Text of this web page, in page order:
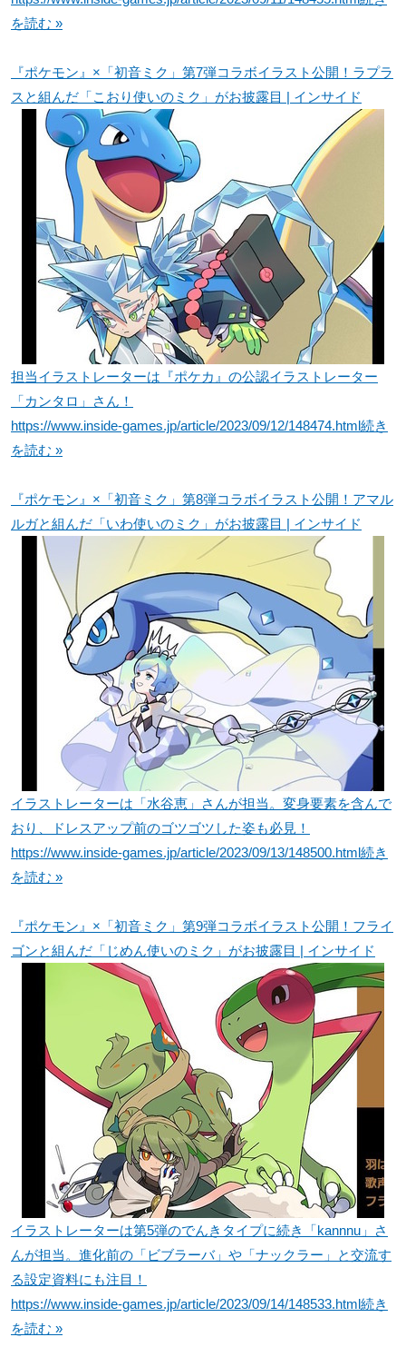
を読む »
『ポケモン』×「初音ミク」第7弾コラボイラスト公開！ラプラ
スと組んだ「こおり使いのミク」がお披露目 | インサイド
担当イラストレーターは『ポケカ』の公認イラストレーター
「カンタロ」さん！
https://www.inside-games.jp/article/2023/09/12/148474.html続き
を読む »
『ポケモン』×「初音ミク」第8弾コラボイラスト公開！アマル
ルガと組んだ「いわ使いのミク」がお披露目 | インサイド
イラストレーターは「水谷恵」さんが担当。変身要素を含んで
おり、ドレスアップ前のゴツゴツした姿も必見！
https://www.inside-games.jp/article/2023/09/13/148500.html続き
を読む »
『ポケモン』×「初音ミク」第9弾コラボイラスト公開！フライ
ゴンと組んだ「じめん使いのミク」がお披露目 | インサイド
イラストレーターは第5弾のでんきタイプに続き「kannnu」さ
んが担当。進化前の「ビブラーバ」や「ナックラー」と交流す
る設定資料にも注目！
https://www.inside-games.jp/article/2023/09/14/148533.html続き
を読む »